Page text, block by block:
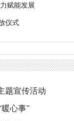
赋能发展
仪式
题宣传活动
心事”